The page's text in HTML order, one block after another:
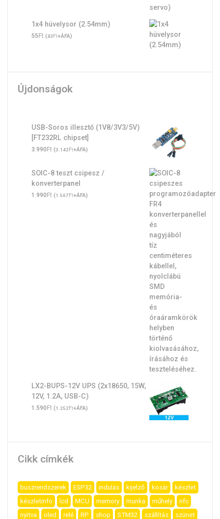
1x4 hüvelysor (2.54mm)
55Ft (43Ft+ÁFA)
Újdonságok
USB-Soros illesztő (1V8/3V3/5V)
[FT232RL chipset]
3.990Ft (3.142Ft+ÁFA)
SOIC-8 teszt csipesz /
konverterpanel
1.990Ft (1.567Ft+ÁFA)
LX2-BUPS-12V UPS (2x18650, 15W,
12V, 1.2A, USB-C)
1.590Ft (1.252Ft+ÁFA)
Cikk címkék
buszrendszerek ESP32 indulás kijelző kosár
készlet
készletinfo
lcd MCU memory munka műhely
nfc
nyitva
oled relé RP shop STM32 szállítás
szünet